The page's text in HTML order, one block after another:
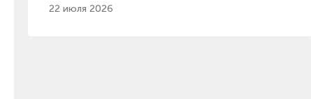
22 июля 2026